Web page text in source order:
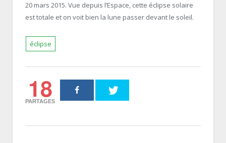
20 mars 2015. Vue depuis l’Espace, cette éclipse solaire
est totale et on voit bien la lune passer devant le soleil.
éclipse
18
PARTAGES